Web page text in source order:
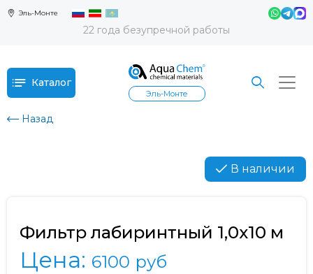
Эль-Монте
22 года безупречной работы
Каталог
Эль-Монте
Назад
В наличии
Фильтр лабиринтный 1,0x10 м
Цена: 6100 руб